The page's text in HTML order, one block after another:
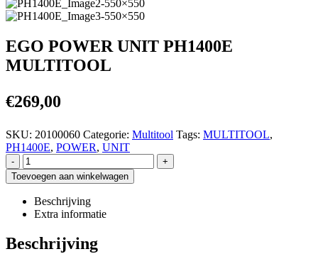
EGO POWER UNIT PH1400E
MULTITOOL
€269,00
SKU: 20100060 Categorie: Multitool Tags: MULTITOOL,
PH1400E, POWER, UNIT
-
+
Toevoegen aan winkelwagen
Beschrijving
Extra informatie
Beschrijving